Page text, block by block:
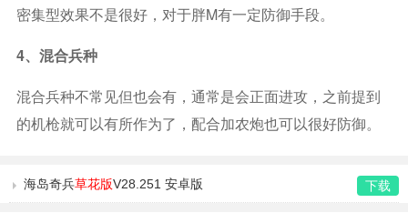
密集型效果不是很好，对于胖m有一定防御手段。
4、混合兵种
混合兵种不常见但也会有，通常是会正面进攻，之前提到
的机枪就可以有所作为了，配合加农炮也可以很好防御。
海岛奇兵草花版V28.251 安卓版 下载